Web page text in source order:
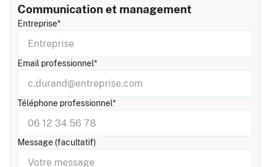
Communication et management
Entreprise*
Email professionnel*
Téléphone professionnel*
Message (facultatif)